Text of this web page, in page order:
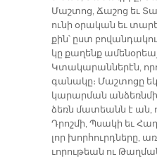
Մաշ­տոց, Ճա­շոց եւ
ու­նի օ­րա­կան եւ
քին­՝ ըստ
կը քա­ղենք ա­մե­նօ­րեայ
Կտա­կա­րան­նե­րէն,
գա­նա­կը։ Մաշ­տո­ցը
կա­րար­ման
ձեռն մա­տեանն է ան,
Դրոշ­մի, Պսա­կի եւ
լոր խոր­հուրդ­նե­րը,
ւո­րու­թեան ու